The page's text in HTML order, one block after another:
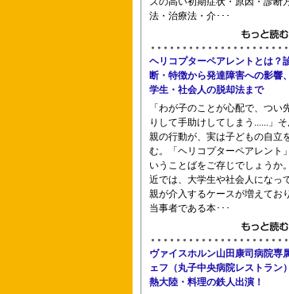
聖和看護専門学校 専門学
高尾看護専門学校 静岡市
法・治療法・介･･･
ヘリコプターペアレントとは？
断・特徴から発達障害への影響
学生・社会人の脱却法まで
「わが子のことが心配で、つい
りして手助けしてしまう......」そ
親の行動が、実は子どもの自立
む。「ヘリコプターペアレント
いうことばをご存じでしょうか
近では、大学生や社会人になっ
親が介入するケースが増えており
当事者である本･･･
ヴァイスホルン山田康司病院専
ェフ（丸子中央病院レストラン
熱大陸・料理の鉄人出演！